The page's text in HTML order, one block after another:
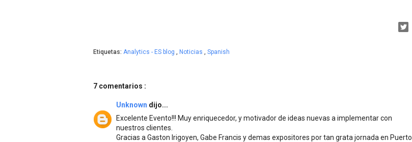
Etiquetas: Analytics - ES blog Noticias Spanish
7 comentarios :
Unknown dijo...
Excelente Evento!!! Muy enriquecedor, y motivador de ideas nuevas a implementar con
nuestros clientes.
Gracias a Gaston Irigoyen, Gabe Francis y demas expositores por tan grata jornada en Puerto